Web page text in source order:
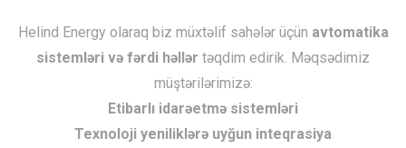
Helind Energy olaraq biz müxtəlif sahələr üçün avtomatika
sistemləri və fərdi həllər təqdim edirik. Məqsədimiz
müştərilərimizə:
Etibarlı idarəetmə sistemləri
Texnoloji yeniliklərə uyğun inteqrasiya